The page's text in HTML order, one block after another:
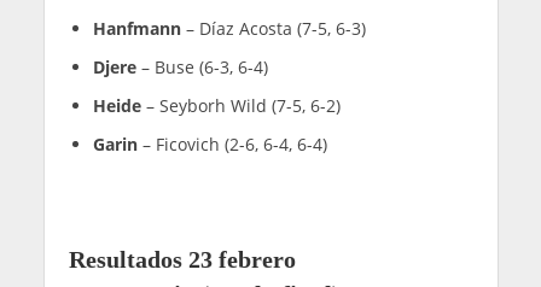
Hanfmann – Díaz Acosta (7-5, 6-3)
Djere– Buse (6-3, 6-4)
Heide– Seyborh Wild (7-5, 6-2)
Garin– Ficovich (2-6, 6-4, 6-4)
Resultados 23 febrero